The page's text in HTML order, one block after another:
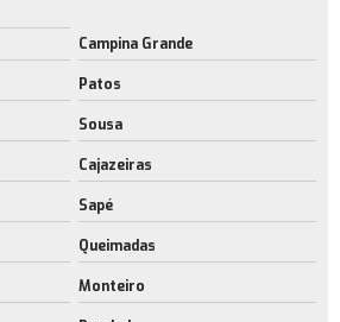
Campina Grande
Patos
Sousa
Cajazeiras
Sapé
Queimadas
Monteiro